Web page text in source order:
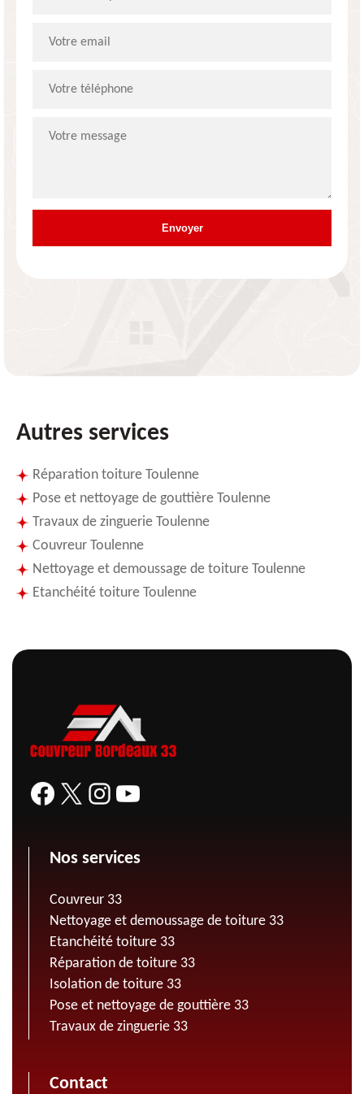
Autres services
Réparation toiture Toulenne
Pose et nettoyage de gouttière Toulenne
Travaux de zinguerie Toulenne
Couvreur Toulenne
Nettoyage et demoussage de toiture Toulenne
Etanchéité toiture Toulenne
Nos services
Couvreur 33
Nettoyage et demoussage de toiture 33
Etanchéité toiture 33
Réparation de toiture 33
Isolation de toiture 33
Pose et nettoyage de gouttière 33
Travaux de zinguerie 33
Contact